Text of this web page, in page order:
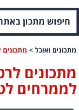
מתכונים ואוכל >
מתכונים
לממרחים